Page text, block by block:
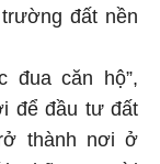
đất nền
đua căn hộ”,
để đầu tư đất
thành nơi ở